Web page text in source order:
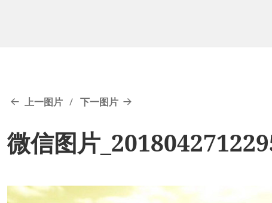
上一图片 下一图片
微信图片